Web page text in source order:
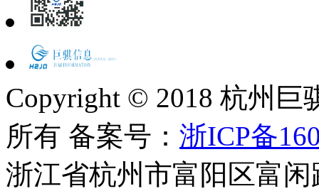
Copyright © 2018 杭州
所有 备案号： 浙ICP备
浙江省杭州市富阳区富